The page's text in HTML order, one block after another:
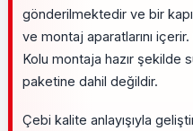
gönderilmektedir ve bir
ve montaj aparatlarını
Kolu montaja hazır şekilde
paketine dahil değildir.
Çebi kalite anlayışıyla